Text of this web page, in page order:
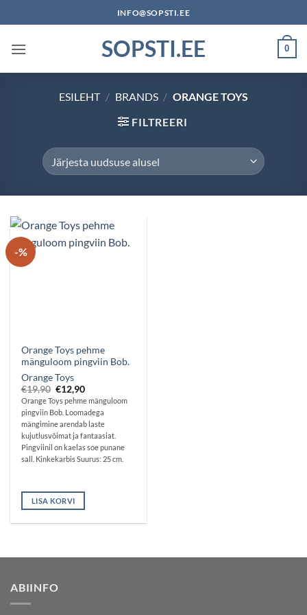
to
content
INFO@SOPSTI.EE
SOPSTI.EE 0
ESILEHT / BRANDS / ORANGE TOYS
FILTREERI
-%
Orange Toys pehme
mänguloom pingviin Bob.
Orange Toys
€19,90 Algne
hind
oli:
€19,90.
€12,90Praegune
hind
on:
€12,90.
Orange Toys pehme mänguloom
pingviin Bob. Loomadega
mängimine arendab laste
kujutlusvõimat ja fantaasiat.
Pingviinil on kaelas soe punane
sall. Kinkekarbis Suurus: 25 cm.
LISA KORVI
ABIINFO